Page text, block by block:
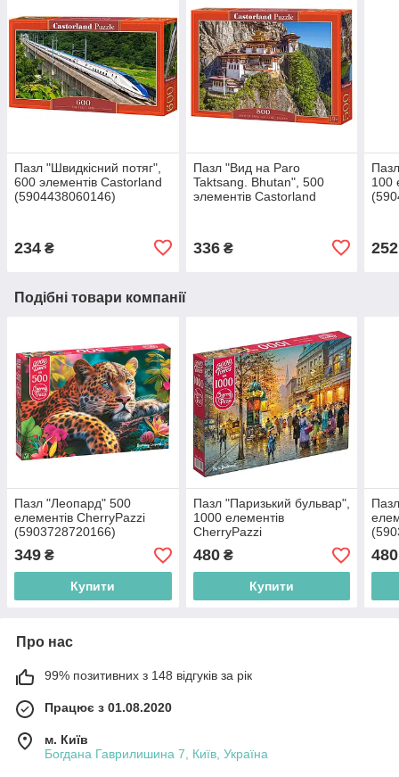
Пазл "Швидкісний потяг",
600 элементів Castorland
(5904438060146)
234 ₴
Пазл "Вид на Paro
Taktsang. Bhutan", 500
элементів Castorland
336₴
100
252
Подібні товари компанії
Пазл "Леопард" 500
елементів CherryPazzi
(5903728720166)
349 ₴
Купити
Пазл "Паризький бульвар",
1000 елементів
CherryPazzi
(5903728730202)
480₴
Купити
480
Про нас
99% позитивних з 148 відгуків за рік
Працює з 01.08.2020
м. Київ
Богдана Гаврилишина 7, Київ, Україна